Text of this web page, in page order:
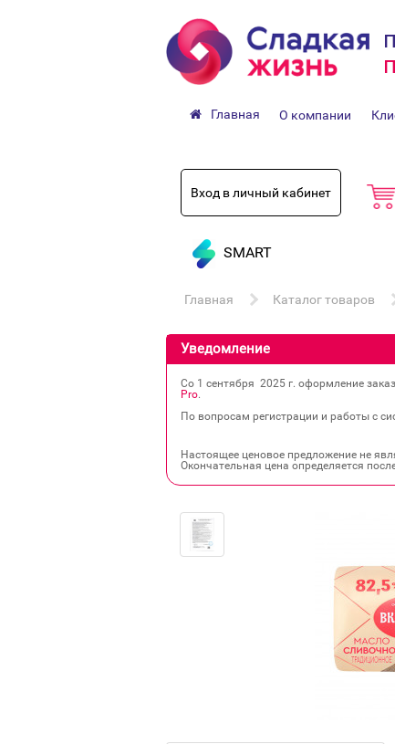
Главная О компании
Вход в личный кабинет
SMART
Главная Каталог товаров
Уведомление
Со 1 сентября 2025 г. оформление
Pro.
По вопросам регистрации и работы с
Настоящее ценовое предложение не
Окончательная цена определяется